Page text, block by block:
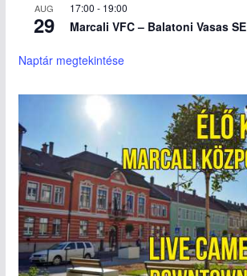
AUG
29
17:00 - 19:00
Marcali VFC – Balatoni Vasas SE
Naptár megtekintése